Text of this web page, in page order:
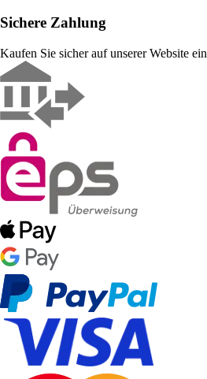
Sichere Zahlung
Kaufen Sie sicher auf unserer Website ein